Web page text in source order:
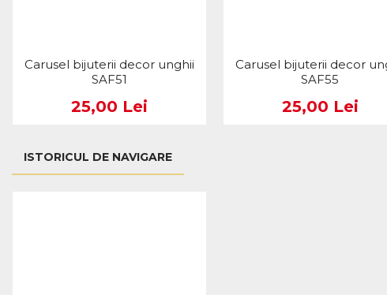
Carusel bijuterii decor unghii
SAF51
25,00 Lei
Carusel bijuterii decor
SAF55
25,00 Lei
ISTORICUL DE NAVIGARE